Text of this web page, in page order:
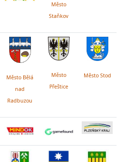
Město
Staňkov
Město Bělá
nad
Radbuzou
Město
Přeštice
Město Stod